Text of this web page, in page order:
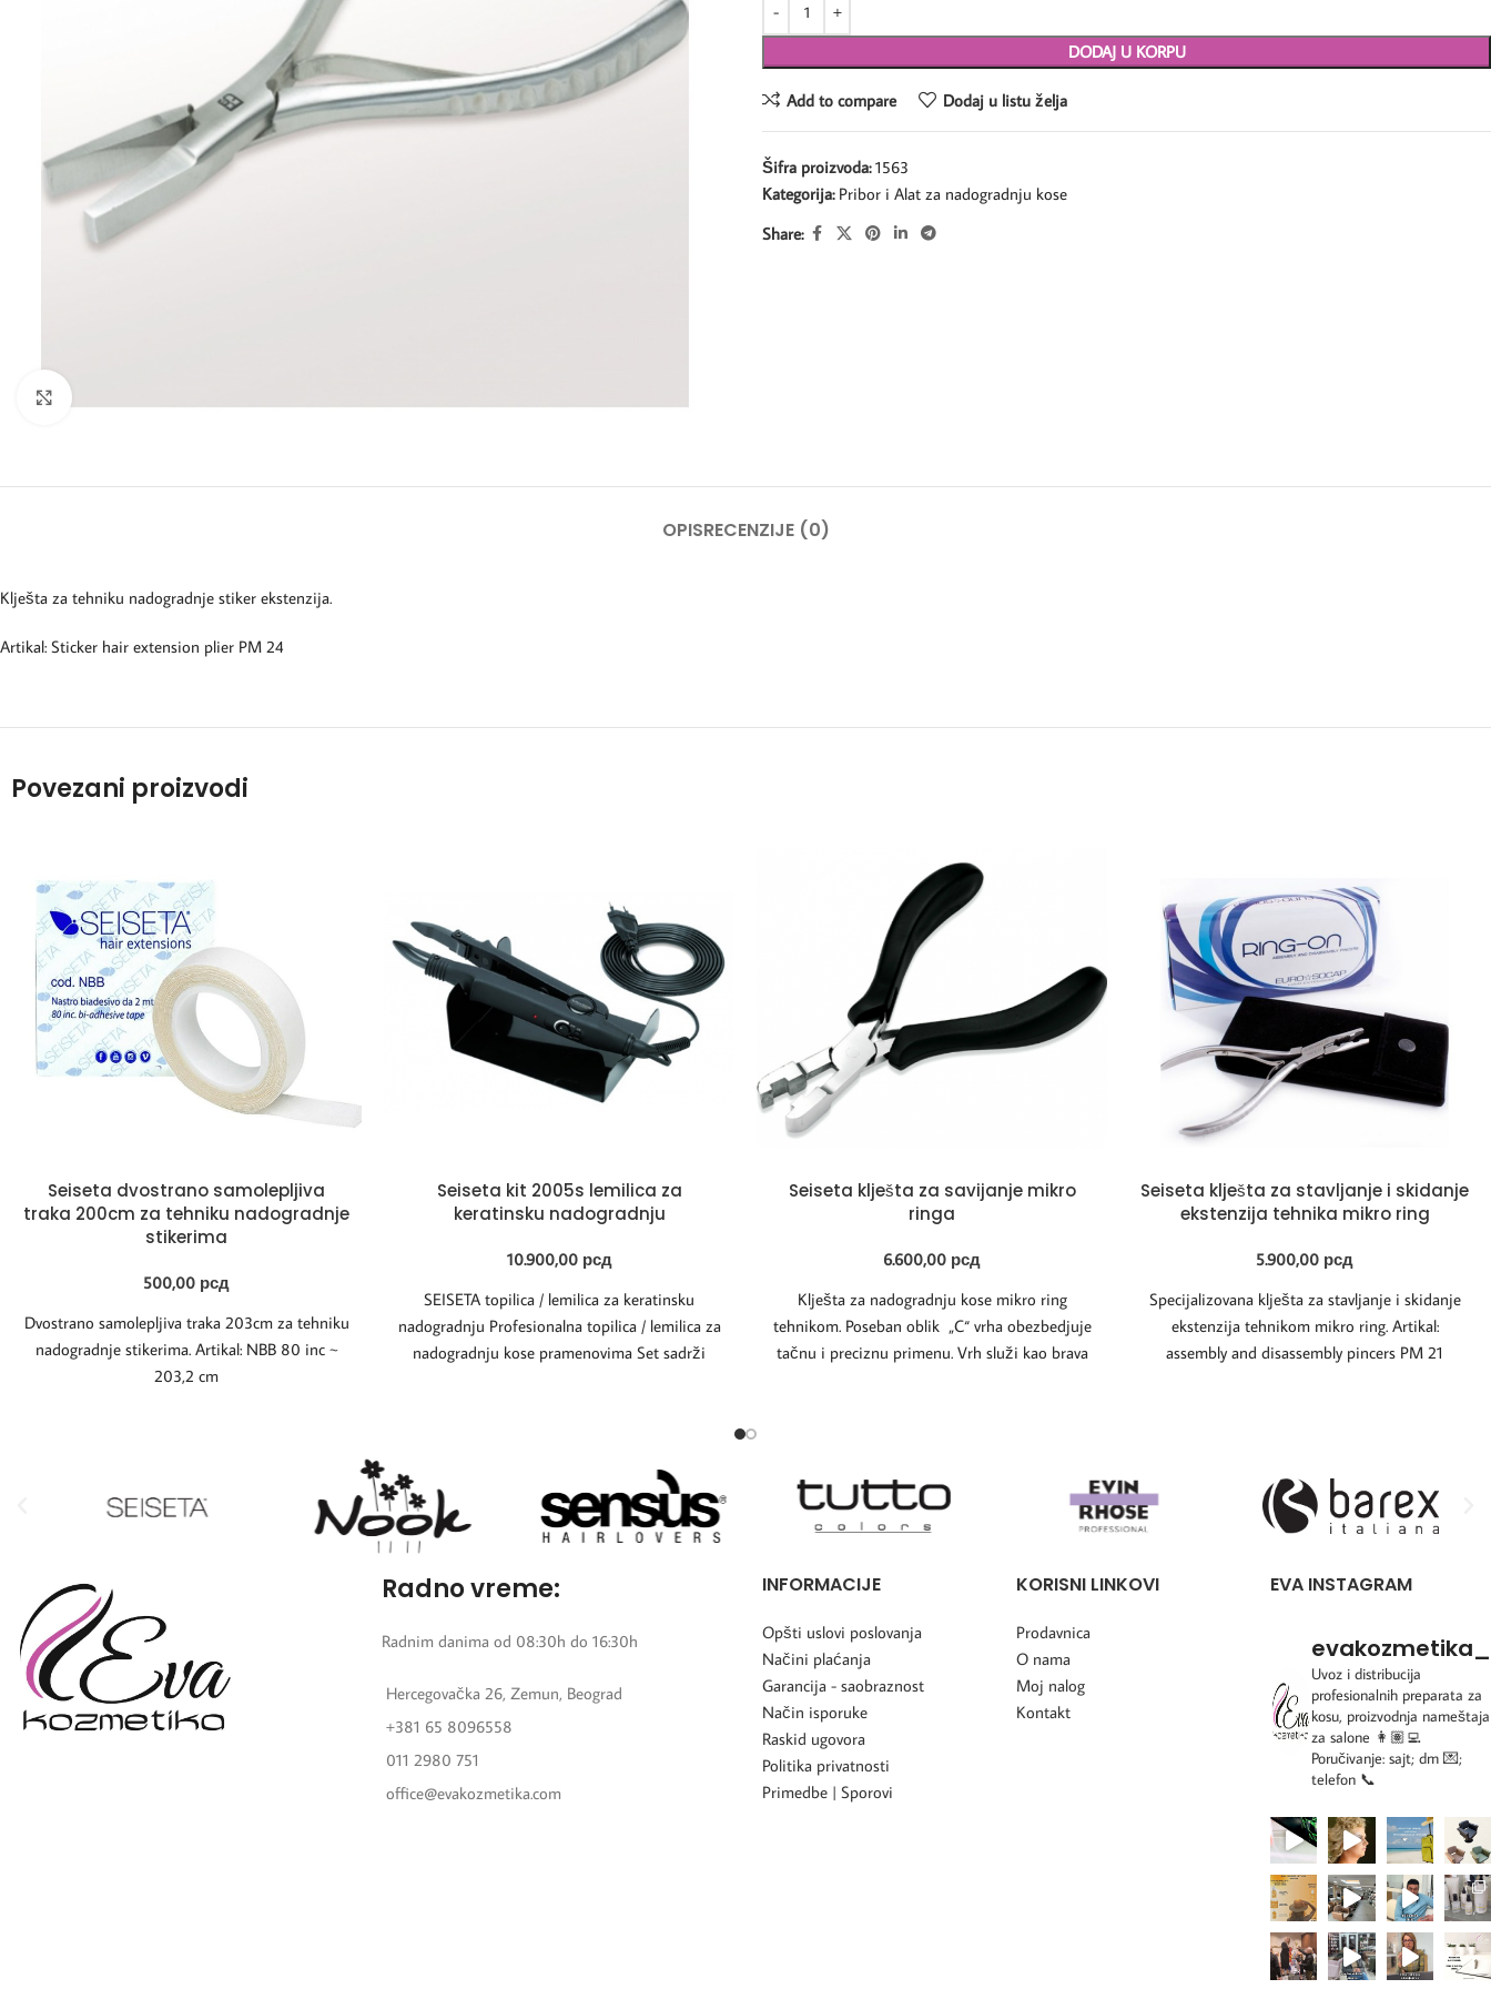
DODAJ U KORPU
Add to compare Dodaj u listu želja
Šifra proizvoda:1563
Kategorija: Pribor i Alat za nadogradnju kose
Share:
OPISRECENZIJE (0)
Klješta za tehniku nadogradnje stiker ekstenzija.
Artikal: Sticker hair extension plier PM 24
Povezani proizvodi
Seiseta dvostrano samolepljiva
traka 200cm za tehniku nadogradnje
stikerima
500,00 рсд
Dvostrano samolepljiva traka 203cm za tehniku
nadogradnje stikerima. Artikal: NBB 80 inc ~
203,2 cm
Seiseta kit 2005s lemilica za
keratinsku nadogradnju
10.900,00 рсд
SEISETA topilica / lemilica za keratinsku
nadogradnju Profesionalna topilica / lemilica za
nadogradnju kose pramenovima Set sadrži
Seiseta klješta za savijanje mikro
ringa
6.600,00 рсд
Klješta za nadogradnju kose mikro ring
tehnikom. Poseban oblik „C“ vrha obezbedjuje
tačnu i preciznu primenu. Vrh služi kao brava
Seiseta klješta za stavljanje i skidanje
ekstenzija tehnika mikro ring
5.900,00 рсд
Specijalizovana klješta za stavljanje i skidanje
ekstenzija tehnikom mikro ring. Artikal:
assembly and disassembly pincers PM 21
Radno vreme:
Radnim danima od 08:30h do 16:30h
Hercegovačka 26, Zemun, Beograd
+381 65 8096558
011 2980 751
office@evakozmetika.com
INFORMACIJE
Opšti uslovi poslovanja
Načini plaćanja
Garancija - saobraznost
Način isporuke
Raskid ugovora
Politika privatnosti
Primedbe | Sporovi
KORISNI LINKOVI
Prodavnica
O nama
Moj nalog
Kontakt
EVA INSTAGRAM
evakozmetika_
Uvoz i distribucija
profesionalnih preparata za
kosu, proizvodnja nameštaja
za salone 👩🏽‍💻
Poručivanje: sajt; dm 💌;
telefon 📞